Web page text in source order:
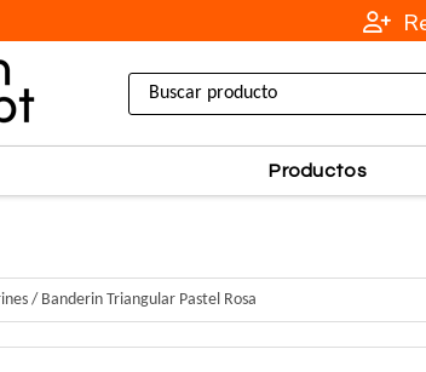
Productos
/ Banderin Triangular Pastel Rosa